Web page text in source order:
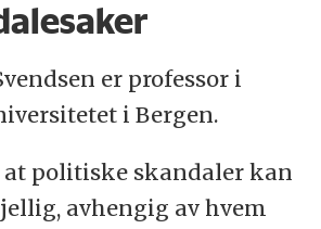
er professor i
i Bergen.
at politiske skandaler kan
avhengig av hvem